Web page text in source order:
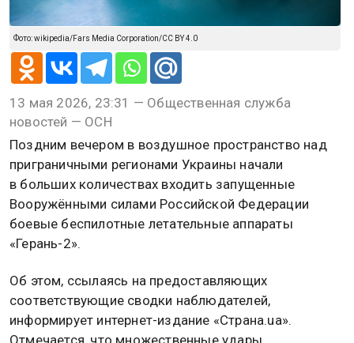
Фото: wikipedia/Fars Media Corporation/CC BY 4.0
13 мая 2026, 23:31 — Общественная служба
новостей — ОСН
Поздним вечером в воздушное пространство над
приграничными регионами Украины начали
в больших количествах входить запущенные
Вооружёнными силами Российской Федерации
боевые беспилотные летательные аппараты
«Герань-2».
Об этом, ссылаясь на предоставляющих
соответствующие сводки наблюдателей,
информирует интернет-издание «Страна.ua».